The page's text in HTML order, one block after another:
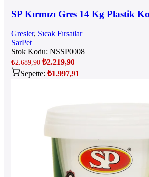
SP Kırmızı Gres 14 Kg Plastik
Gresler, Sıcak Fırsatlar
SarPet
Stok Kodu: NSSP0008
₺2.689,90 ₺2.219,90
Sepette: ₺1.997,91